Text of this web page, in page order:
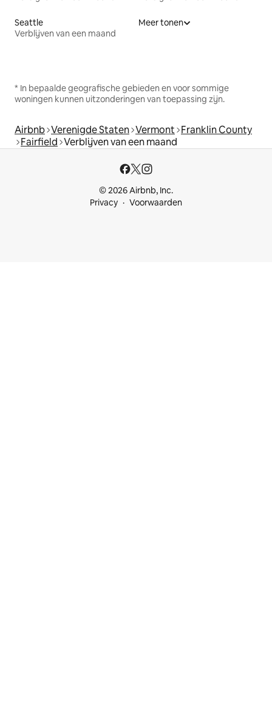
Seattle
Verblijven van een maand
Meer tonen
* In bepaalde geografische gebieden en voor sommige
woningen kunnen uitzonderingen van toepassing zijn.
Airbnb Verenigde Staten Vermont Franklin County
Fairfield Verblijven van een maand
© 2026 Airbnb, Inc.
Privacy
Voorwaarden